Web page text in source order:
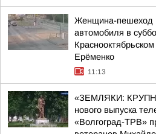
Женщина-пешеход
автомобиля в
Ерёменко
11:13
«ЗЕМЛЯКИ:
нового выпуска
«Волгоград-ТРВ»